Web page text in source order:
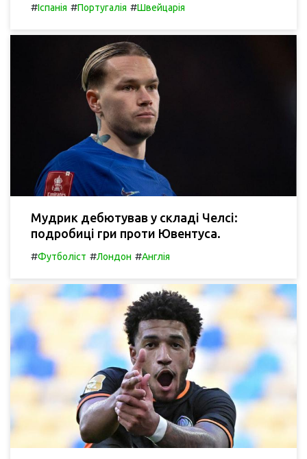
#Іспанія #Португалія #Швейцарія
Мудрик дебютував у складі Челсі:
подробиці гри проти Ювентуса.
#Футболіст #Лондон #Англія